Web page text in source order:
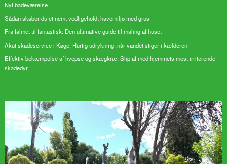
Nyt badeværelse
Sådan skaber du et nemt vedligeholdt havemiljø med grus
Fra falmet til fantastisk: Den ultimative guide til maling af huset
Akut skadeservice i Køge: Hurtig udrykning, når vandet stiger i kælderen
Effektiv bekæmpelse af hvepse og skægkræ: Slip af med hjemmets mest irriterende
skadedyr